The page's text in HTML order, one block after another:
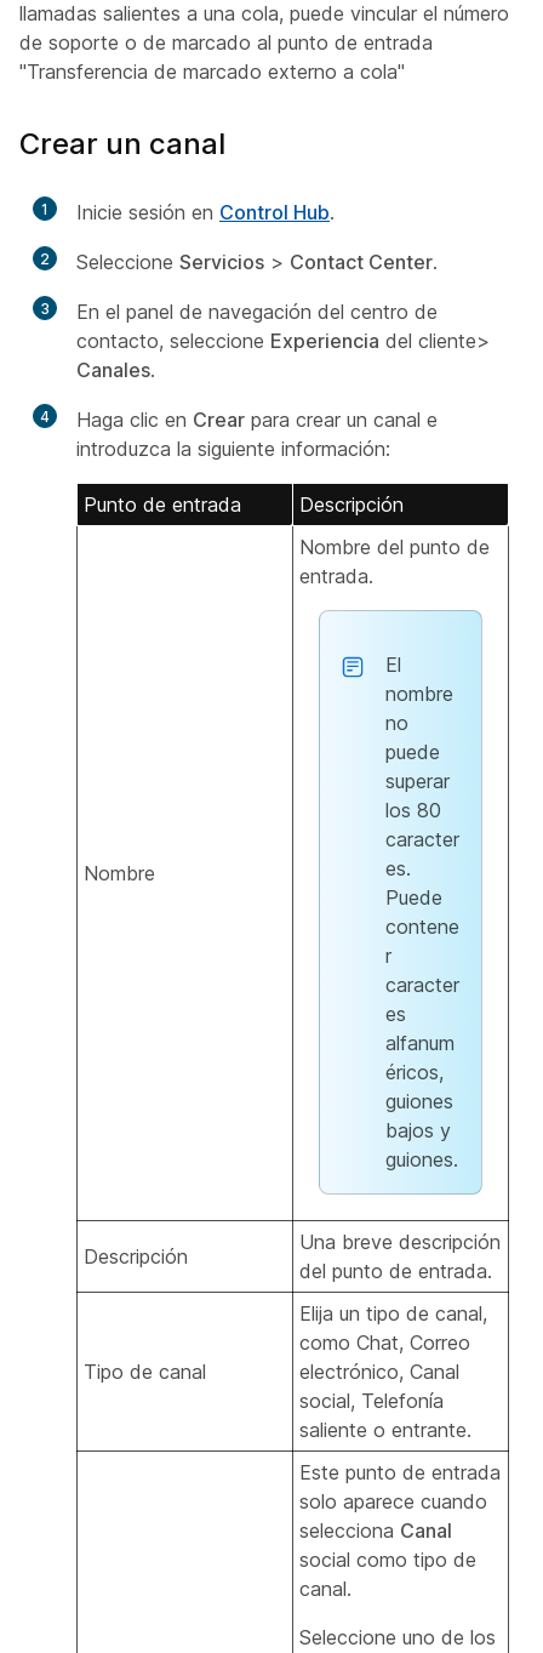
llamadas salientes a una cola, puede vincular el número
de soporte o de marcado al punto de entrada
"Transferencia de marcado externo a cola"
Crear un canal
1 Inicie sesión en Control Hub.
2 Seleccione Servicios > Contact Center.
3
En el panel de navegación del centro de
contacto, seleccione Experiencia del cliente>
Canales.
4 Haga clic en Crear para crear un canal e
introduzca la siguiente información:
Punto de entrada Descripción
Nombre
Nombre del punto de
entrada.
El
nombre
no
puede
superar
los 80
caracter
es.
Puede
contene
r
caracter
es
alfanum
éricos,
guiones
bajos y
guiones.
Descripción
Una breve descripción
del punto de entrada.
Tipo de canal
Elija un tipo de canal,
como Chat, Correo
electrónico, Canal
social, Telefonía
saliente o entrante.
Este punto de entrada
solo aparece cuando
selecciona Canal
social como tipo de
canal.
Seleccione uno de los